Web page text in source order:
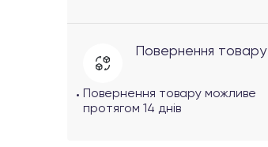
Повернення товару
Повернення товару можливе
протягом 14 днів